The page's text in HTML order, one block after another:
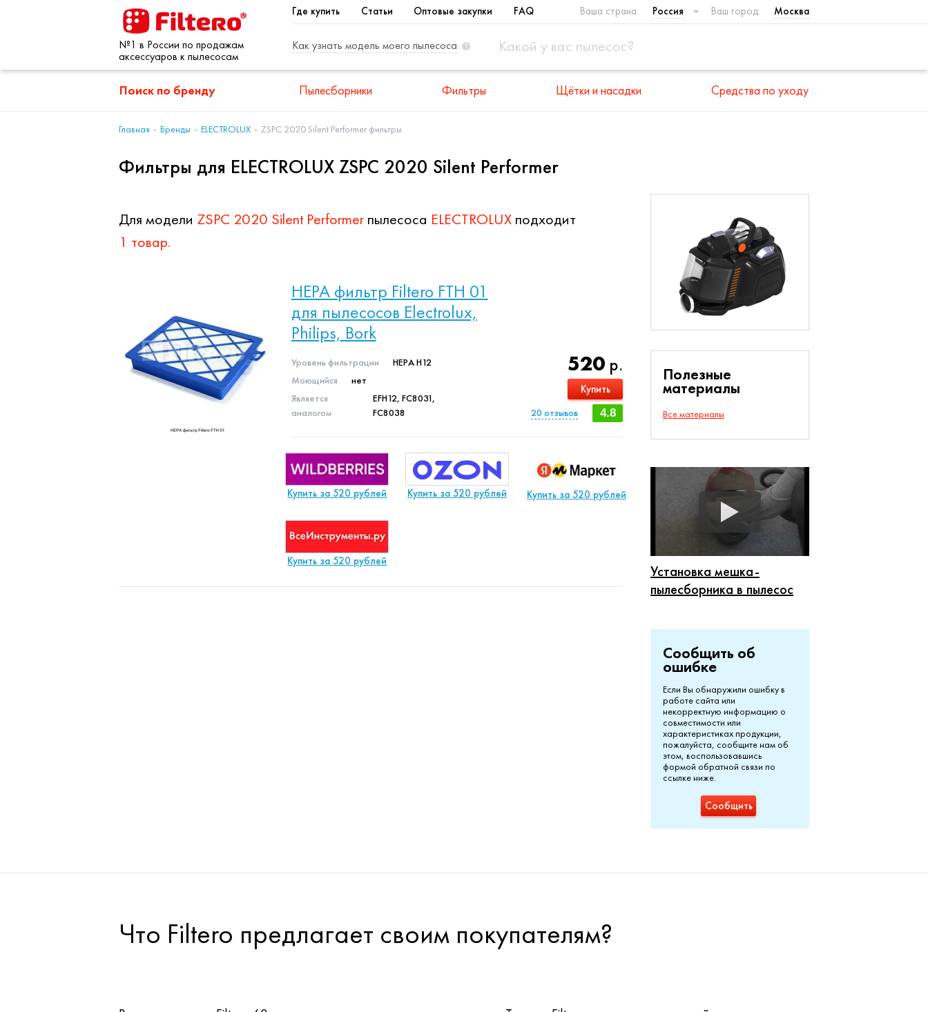
№1 в России по продажам
аксессуаров к пылесосам
Где купить Статьи Оптовые закупки FAQ Ваша страна: Россия Ваш город: Москва
Как узнать модель моего пылесоса
Поиск по бренду Пылесборники Фильтры Щётки и насадки Средства по уходу
Главная Бренды ELECTROLUX ZSPC 2020 Silent Performer фильтры
Фильтры для ELECTROLUX ZSPC 2020 Silent Performer
Полезные
материалы
Все материалы
Установка мешка-
пылесборника в пылесос
Сообщить об
ошибке
Если Вы обнаружили ошибку в
работе сайта или
некорректную информацию о
совместимости или
характеристиках продукции,
пожалуйста, сообщите нам об
этом, воспользовавшись
формой обратной связи по
ссылке ниже.
Сообщить
Для модели ZSPC 2020 Silent Performer пылесоса ELECTROLUX подходит
1 товар.
HEPA фильтр Filtero FTH 01
для пылесосов Electrolux,
Philips, Bork
Уровень фильтрации
HEPA H12
Моющийся
нет
Является
аналогом
EFH12, FC8031,
FC8038
520 р.
Купить
4.8
20 отзывов
Купить за 520 рублей Купить за 520 рублей Купить за 520 рублей
Купить за 520 рублей
Что Filtero предлагает своим покупателям?